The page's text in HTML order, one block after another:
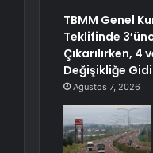
TBMM Genel
Teklifinde
Çıkarılırken, 4
Değişikliğe
Ağustos 7, 2026